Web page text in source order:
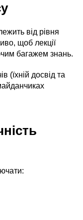
від рівня
щоб лекції
багажем знань.
(їхній досвід та